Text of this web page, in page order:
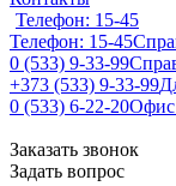
Телефон: 15-45
Телефон: 15-45
0 (533) 9-33-99
+373 (533) 9-33-99
0 (533) 6-22-20Офис
Заказать звонок
Задать вопрос